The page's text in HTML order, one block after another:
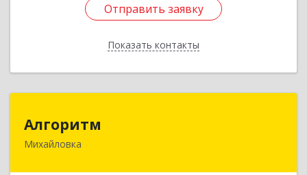
Отправить заявку
Показать контакты
Отправить заявку
Назад
Алгоритм
Михайловка